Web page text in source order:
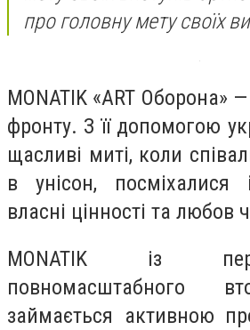
про головну мету своїх
MONATIK «ART Оборона»
фронту. З її допомогою
щасливі миті, коли
в унісон, посміхалися
власні цінності та любов
MONATIK із
повномасштабного
займається активною